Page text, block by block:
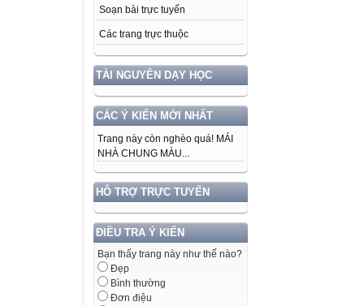
Soạn bài trực tuyến
Các trang trực thuộc
TÀI NGUYÊN DẠY HỌC
CÁC Ý KIẾN MỚI NHẤT
Trang này còn nghèo quá! MÁI
NHÀ CHUNG MÀU...
HỖ TRỢ TRỰC TUYẾN
ĐIỀU TRA Ý KIẾN
Bạn thấy trang này như thế nào?
Đẹp
Bình thường
Đơn điệu